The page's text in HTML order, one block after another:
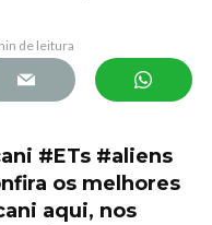
de leitura
#ETs #aliens
os melhores
aqui, nos